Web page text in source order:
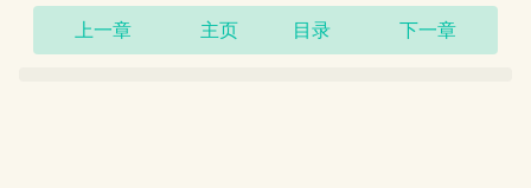
上一章 主页 目录 下一章